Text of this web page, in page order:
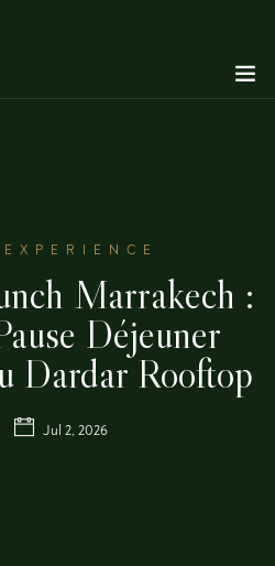
Marrakech :
Déjeuner
Dardar Rooftop
Jul 2, 2026